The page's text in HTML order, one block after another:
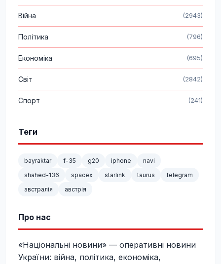
Війна (2943)
Політика (796)
Економіка (695)
Світ (2842)
Спорт (241)
Теги
bayraktar f-35 g20 iphone
navi
shahed-136
spacex starlink taurus
telegram
австралія
австрія
Про нас
«Національні новини» — оперативні новини
України: війна, політика, економіка,